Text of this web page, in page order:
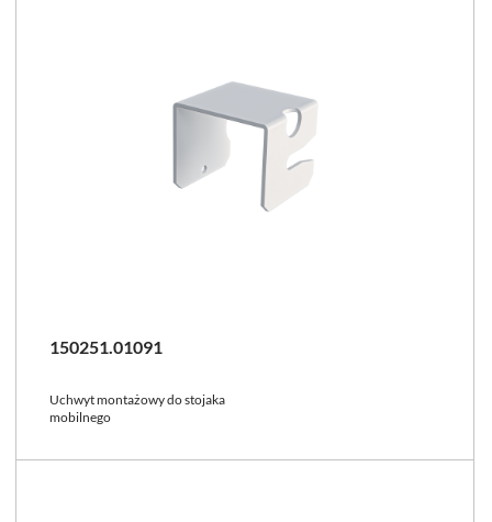
150251.01091
Uchwyt montażowy do stojaka
mobilnego